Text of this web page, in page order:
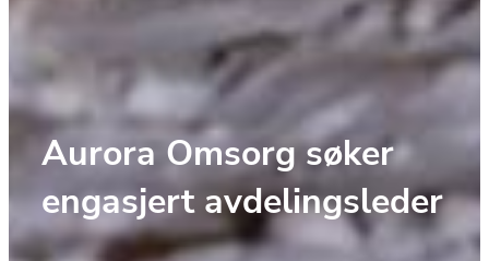
Aurora Omsorg søker
engasjert avdelingsleder